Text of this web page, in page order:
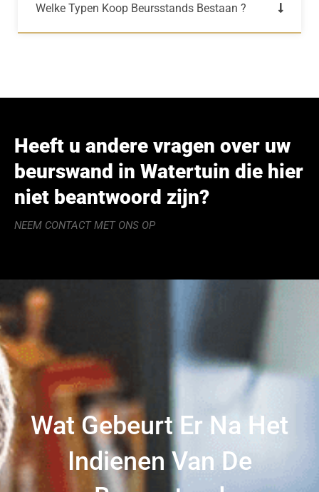
Welke Typen Koop Beursstands Bestaan ?
Heeft u andere vragen over uw
beurswand in Watertuin die hier
niet beantwoord zijn?
NEEM CONTACT MET ONS OP
Wat Gebeurt Er Na Het
Indienen Van De